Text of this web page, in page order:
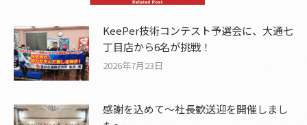
KeePer技術コンテスト予選会に、大通七
丁目店から6名が挑戦！
2026年7月23日
感謝を込めて〜社長歓送迎を開催しまし